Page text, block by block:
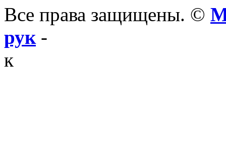
Все права защищены. ©
рук-
к